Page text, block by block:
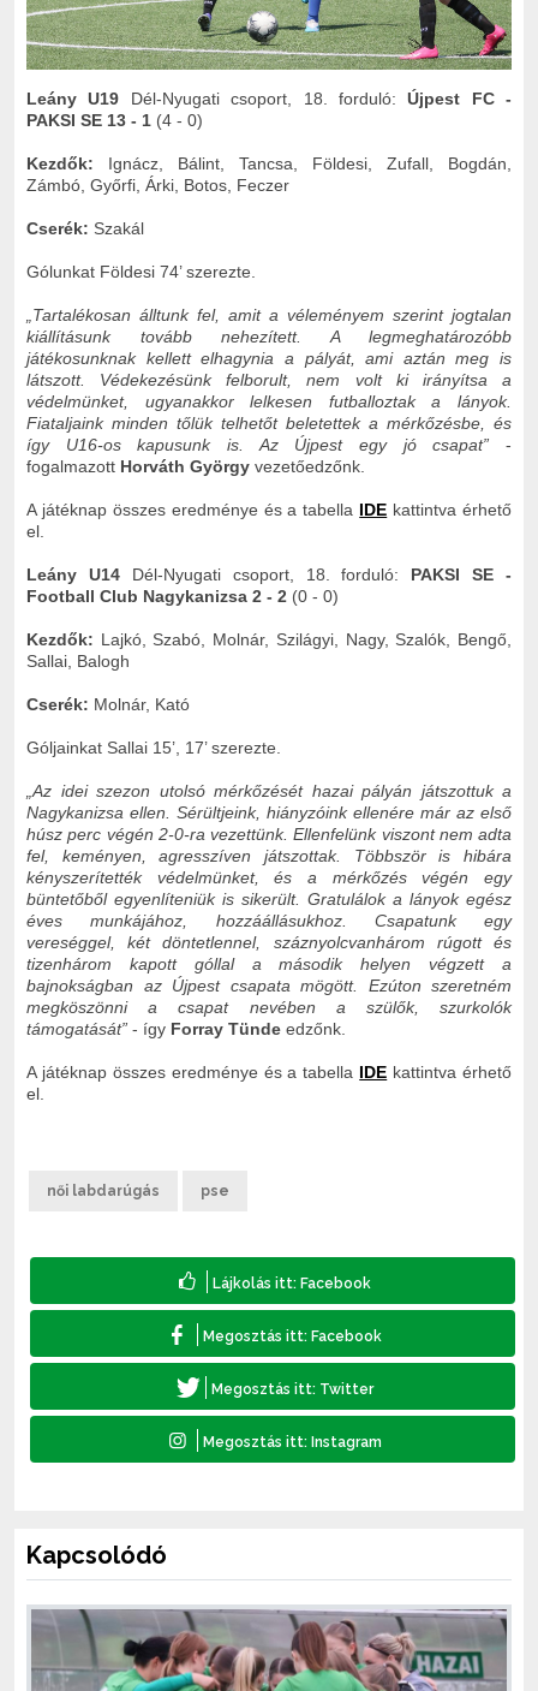
Leány U19 Dél-Nyugati csoport, 18. forduló: Újpest FC -
PAKSI SE 13 - 1 (4 - 0)
Kezdők:
Ignácz, Bálint, Tancsa, Földesi, Zufall, Bogdán,
Zámbó, Győrfi, Árki, Botos, Feczer
Cserék: Szakál
Gólunkat Földesi 74’ szerezte.
„Tartalékosan álltunk fel, amit a véleményem szerint jogtalan
kiállításunk tovább nehezített. A legmeghatározóbb
játékosunknak kellett elhagynia a pályát, ami aztán meg is
látszott. Védekezésünk felborult, nem volt ki irányítsa a
védelmünket, ugyanakkor lelkesen futballoztak a lányok.
Fiataljaink minden tőlük telhetőt beletettek a mérkőzésbe, és
így U16-os kapusunk is. Az Újpest egy jó csapat” -
fogalmazott Horváth György vezetőedzőnk.
A játéknap összes eredménye és a tabella IDE kattintva érhető
el.
Leány U14Dél-Nyugati csoport, 18. forduló: PAKSI SE -
Football Club Nagykanizsa 2 - 2 (0 - 0)
Kezdők: Lajkó, Szabó, Molnár, Szilágyi, Nagy, Szalók, Bengő,
Sallai, Balogh
Cserék: Molnár, Kató
Góljainkat Sallai 15’, 17’ szerezte.
„Az idei szezon utolsó mérkőzését hazai pályán játszottuk a
Nagykanizsa ellen. Sérültjeink, hiányzóink ellenére már az első
húsz perc végén 2-0-ra vezettünk. Ellenfelünk viszont nem adta
fel, keményen, agresszíven játszottak. Többször is hibára
kényszerítették védelmünket, és a mérkőzés végén egy
büntetőből egyenlíteniük is sikerült. Gratulálok a lányok egész
éves munkájához, hozzáállásukhoz. Csapatunk egy
vereséggel, két döntetlennel, száznyolcvanhárom rúgott és
tizenhárom kapott góllal a második helyen végzett a
bajnokságban az Újpest csapata mögött. Ezúton szeretném
megköszönni a csapat nevében a szülők, szurkolók
támogatását” - így Forray Tünde edzőnk.
A játéknap összes eredménye és a tabella IDE kattintva érhető
el.
női labdarúgás pse
Kapcsolódó